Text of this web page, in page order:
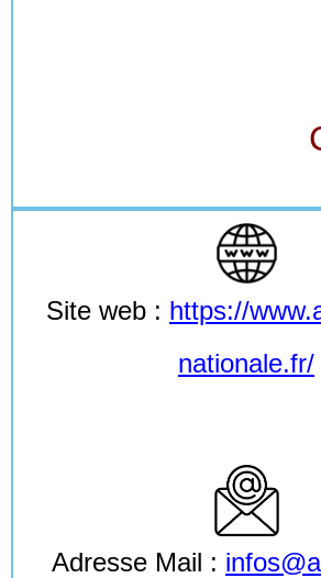
Site web : https://
nationale.fr/
Adresse Mail :